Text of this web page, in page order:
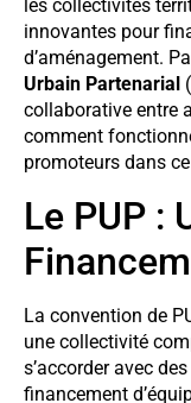
les collectivités
innovantes pour
d’aménagement.
Urbain Partenarial
collaborative entre
comment
promoteurs dans
Le PUP :
La convention de
une collectivité
s’accorder avec
financement